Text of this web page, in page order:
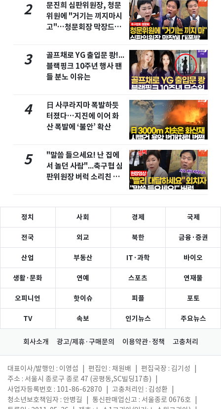
2
문진희 심판위원장, 청문
위원에 "거기는 끼지마시
고"…청문회장 막장드라
3
골프채로 YG 출입문 쾅!...
블랙핑크 10주년 행사 팬
들 분노 이유는
4
日 사쿠라지마 폭발하듯
터졌다…지진에 이어 화
산 폭발에 ‘불안’ 확산
5
"말씀 들으세요! 난 집에
서 놀던 사람"...축구협 심
판위원장 버럭 소리친 이
정치 사회 경제 국제
전국 외교 북한 금융·증권
산업 부동산 IT·과학 바이오
생활·문화 연예 스포츠 연재물
오피니언 핫이슈 피플 포토
TV 속보 인기뉴스 주요뉴스
회사소개 광고/제휴·구매문의 이용약관·정책 고충처리
대표이사/발행인 : 이영섭 편집인 : 채원배 편집국장 : 김기성
주소 : 서울시 종로구 종로 47 (공평동,SC빌딩17층)
사업자등록번호 : 101-86-62870
고충처리인 : 김성환
청소년보호책임자 : 안병길
통신판매업신고 : 서울종로 0676호